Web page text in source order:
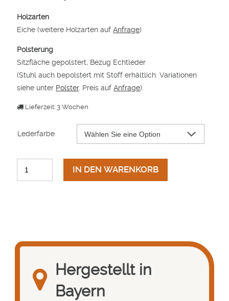
Holzarten
Eiche (weitere Holzarten aufAnfrage)
Polsterung
Sitzfläche gepolstert, Bezug Echtleder
(Stuhl auch bepolstert mit Stoff erhältlich. Variationen
siehe unter Polster. Preis aufAnfrage).
Lieferzeit: 3 Wochen
Lederfarbe
IN DEN WARENKORB
Hergestellt in
Bayern